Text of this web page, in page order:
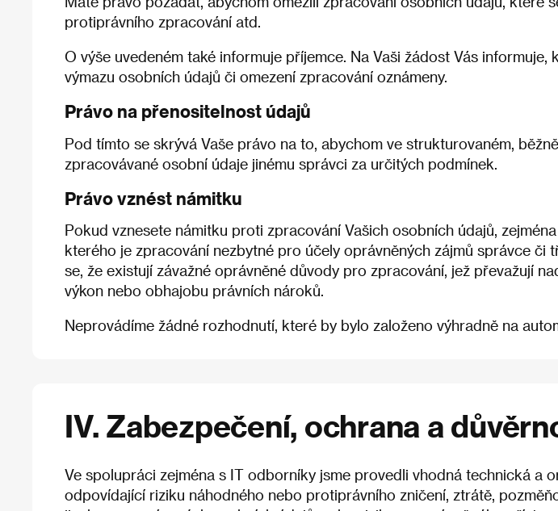
protiprávního zpracování atd.
O výše uvedeném také informuje příjemce. Na Vaši žádost Vás
výmazu osobních údajů či omezení zpracování oznámeny.
Právo na přenositelnost údajů
Pod tímto se skrývá Vaše právo na to, abychom ve strukturovaném,
zpracovávané osobní údaje jinému správci za určitých podmínek.
Právo vznést námitku
Pokud vznesete námitku proti zpracování Vašich osobních údajů,
kterého je zpracování nezbytné pro účely oprávněných zájmů správce
se, že existují závažné oprávněné důvody pro zpracování, jež převažují
výkon nebo obhajobu právních nároků.
Neprovádíme žádné rozhodnutí, které by bylo založeno výhradně na
IV. Zabezpečení, ochrana a
Ve spolupráci zejména s IT odborníky jsme provedli vhodná technická a
odpovídající riziku náhodného nebo protiprávního zničení, ztrátě,